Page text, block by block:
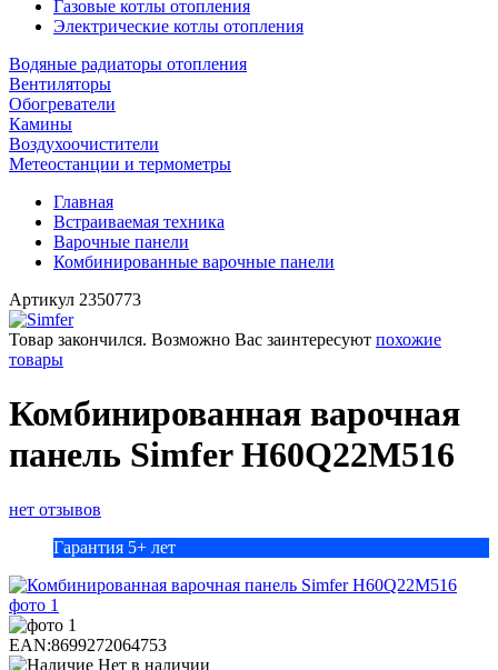
Газовые котлы отопления
Электрические котлы отопления
Водяные радиаторы отопления
Вентиляторы
Обогреватели
Камины
Воздухоочистители
Метеостанции и термометры
Главная
Встраиваемая техника
Варочные панели
Комбинированные варочные панели
Артикул 2350773
Товар закончился. Возможно Вас заинтересуют похожие
товары
Комбинированная варочная
панель Simfer H60Q22M516
нет отзывов
Гарантия 5+ лет
EAN:8699272064753
Нет в наличии